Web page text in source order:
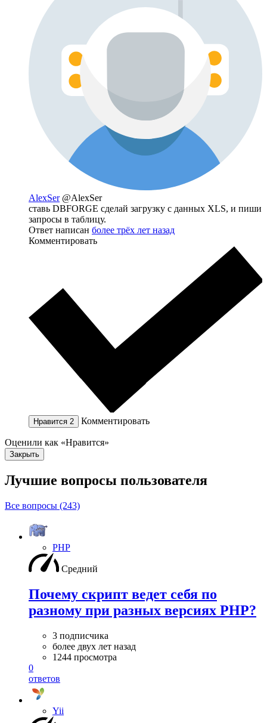
AlexSer @AlexSer
ставь DBFORGE сделай загрузку с данных XLS, и пиши
запросы в таблицу.
Ответ написан более трёх лет назад
Комментировать
Нравится 2 Комментировать
Оценили как «Нравится»
Закрыть
Лучшие вопросы пользователя
Все вопросы (243)
PHP
Средний
Почему скрипт ведет себя по
разному при разных версиях PHP?
3 подписчика
более двух лет назад
1244 просмотра
0
ответов
Yii